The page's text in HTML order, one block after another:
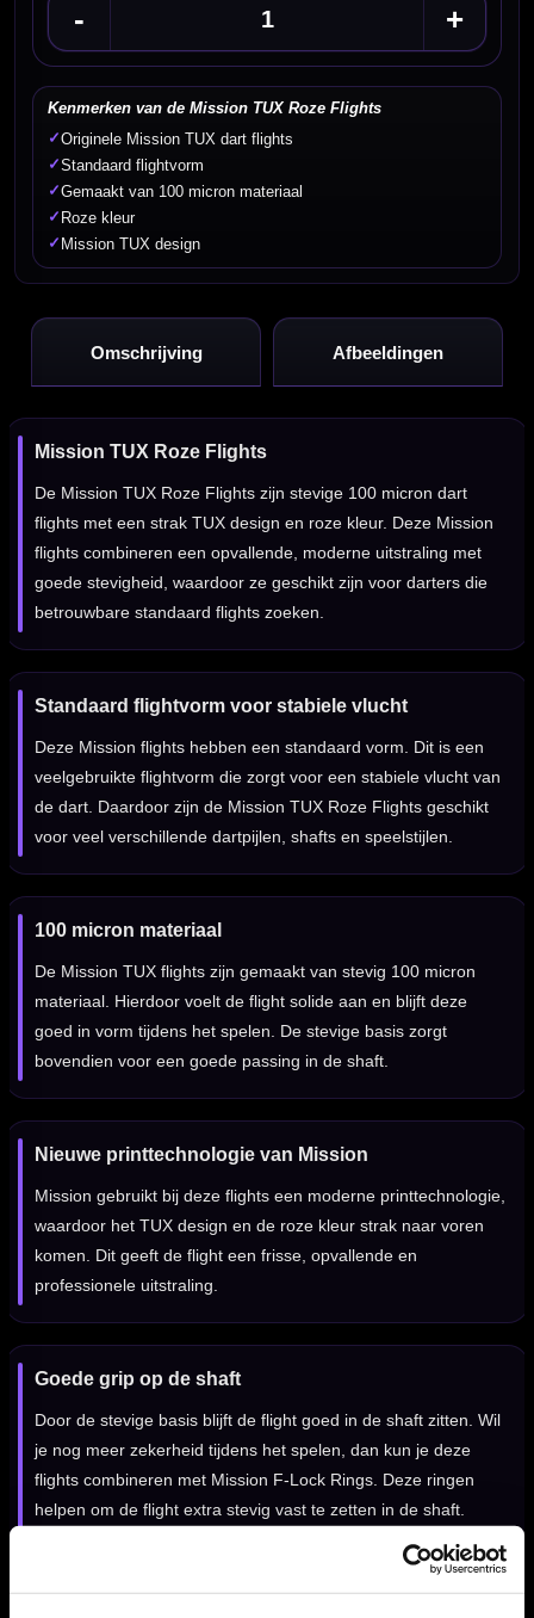
Kenmerken van de Mission TUX Roze Flights
✓Originele Mission TUX dart flights
✓Standaard flightvorm
✓Gemaakt van 100 micron materiaal
✓ Roze kleur
✓ Mission TUX design
- +
Omschrijving Afbeeldingen
Mission TUX Roze Flights
De Mission TUX Roze Flights zijn stevige 100 micron dart
flights met een strak TUX design en roze kleur. Deze Mission
flights combineren een opvallende, moderne uitstraling met
goede stevigheid, waardoor ze geschikt zijn voor darters die
betrouwbare standaard flights zoeken.
Standaard flightvorm voor stabiele vlucht
Deze Mission flights hebben een standaard vorm. Dit is een
veelgebruikte flightvorm die zorgt voor een stabiele vlucht van
de dart. Daardoor zijn de Mission TUX Roze Flights geschikt
voor veel verschillende dartpijlen, shafts en speelstijlen.
100 micron materiaal
De Mission TUX flights zijn gemaakt van stevig 100 micron
materiaal. Hierdoor voelt de flight solide aan en blijft deze
goed in vorm tijdens het spelen. De stevige basis zorgt
bovendien voor een goede passing in de shaft.
Nieuwe printtechnologie van Mission
Mission gebruikt bij deze flights een moderne printtechnologie,
waardoor het TUX design en de roze kleur strak naar voren
komen. Dit geeft de flight een frisse, opvallende en
professionele uitstraling.
Goede grip op de shaft
Door de stevige basis blijft de flight goed in de shaft zitten. Wil
je nog meer zekerheid tijdens het spelen, dan kun je deze
flights combineren met Mission F-Lock Rings. Deze ringen
helpen om de flight extra stevig vast te zetten in de shaft.